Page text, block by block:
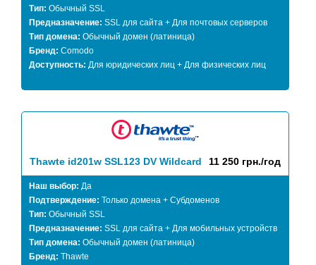
Тип: Обычный SSL
Предназначение: SSL для сайта + Для почтовых серверов
Тип домена: Обычный домен (латиница)
Бренд: Comodo
Доступность: Для юридических лиц + Для физических лиц
Thawte id201w SSL123 DV Wildcard 11 250 грн./год
Наш выбор: Да
Подтверждение: Только домена + Субдоменов
Тип: Обычный SSL
Предназначение: SSL для сайта + Для мобильных устройств
Тип домена: Обычный домен (латиница)
Бренд: Thawte